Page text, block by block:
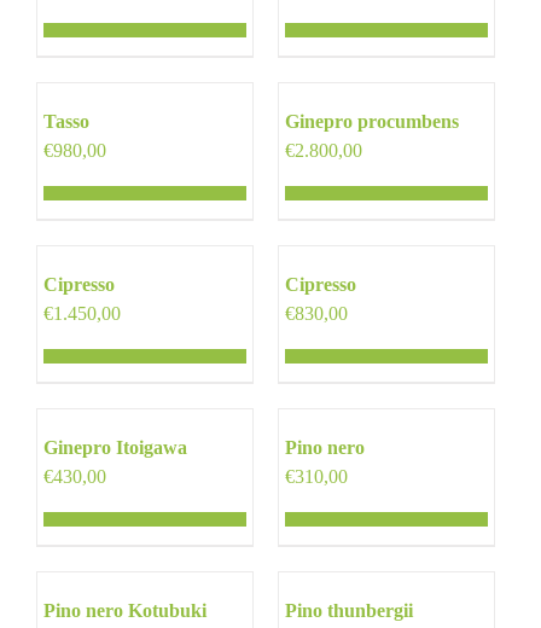
Tasso
€980,00
Ginepro procumbens
€2.800,00
Cipresso
€1.450,00
Cipresso
€830,00
Ginepro Itoigawa
€430,00
Pino nero
€310,00
Pino nero Kotubuki
Pino thunbergii